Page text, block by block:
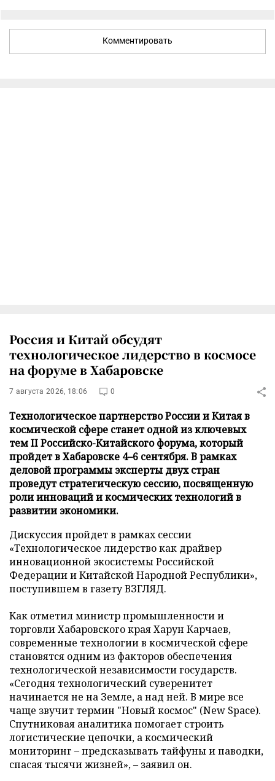
Комментировать
Россия и Китай обсудят
технологическое лидерство в космосе
на форуме в Хабаровске
7 августа 2026, 18:06 0
Технологическое партнерство России и Китая в
космической сфере станет одной из ключевых
тем II Российско-Китайского форума, который
пройдет в Хабаровске 4–6 сентября. В рамках
деловой программы эксперты двух стран
проведут стратегическую сессию, посвященную
роли инноваций и космических технологий в
развитии экономики.
Дискуссия пройдет в рамках сессии
«Технологическое лидерство как драйвер
инновационной экосистемы Российской
Федерации и Китайской Народной Республики»,
поступившем в газету ВЗГЛЯД.
Как отметил министр промышленности и
торговли Хабаровского края Харун Карчаев,
современные технологии в космической сфере
становятся одним из факторов обеспечения
технологической независимости государств.
«Сегодня технологический суверенитет
начинается не на Земле, а над ней. В мире все
чаще звучит термин "Новый космос" (New Space).
Спутниковая аналитика помогает строить
логистические цепочки, а космический
мониторинг – предсказывать тайфуны и паводки,
спасая тысячи жизней», – заявил он.